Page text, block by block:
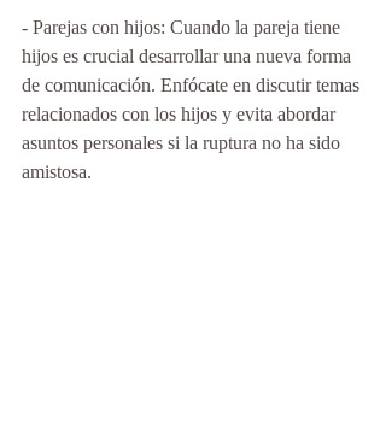
- Parejas con hijos: Cuando la pareja tiene
hijos es crucial desarrollar una nueva forma
de comunicación. Enfócate en discutir temas
relacionados con los hijos y evita abordar
asuntos personales si la ruptura no ha sido
amistosa.